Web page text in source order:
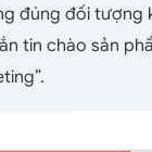
đúng đối tượng
tin chào sản